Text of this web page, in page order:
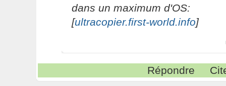
dans un maximum d'OS:
[ultracopier.first-world.info]
Répondre